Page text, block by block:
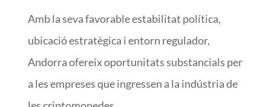
Amb la seva favorable estabilitat política,
ubicació estratègica i entorn regulador,
Andorra ofereix oportunitats substancials per
a les empreses que ingressen a la indústria de